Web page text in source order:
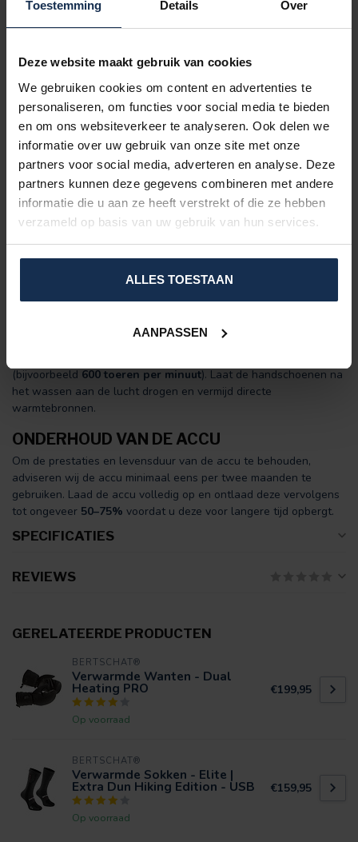
Toestemming Details Over
Deze website maakt gebruik van cookies
We gebruiken cookies om content en advertenties te
personaliseren, om functies voor social media te bieden
en om ons websiteverkeer te analyseren. Ook delen we
informatie over uw gebruik van onze site met onze
partners voor social media, adverteren en analyse. Deze
partners kunnen deze gegevens combineren met andere
informatie die u aan ze heeft verstrekt of die ze hebben
verzameld op basis van uw gebruik van hun services.
ALLES TOESTAAN
AANPASSEN
De onderhandschoenen zijn vervaardigd uit100% polyesteren
bieden een lichte, flexibele en comfortabele pasvorm.
vochtige doek of gebruikmaken van de
. Daarnaast zijn de handschoenen wasbaar op een
(bijvoorbeeld 600 toeren per minuut). Laat de handschoenen na
het wassen aan de lucht drogen en vermijd directe
warmtebronnen.
ONDERHOUD VAN DE ACCU
Om de prestaties en levensduur van de accu te behouden,
adviseren wij de accu minimaal eens per twee maanden te
gebruiken. Laad de accu volledig op en ontlaad deze vervolgens
tot ongeveer 50–75% voordat u deze voor langere tijd opbergt.
SPECIFICATIES
REVIEWS
GERELATEERDE PRODUCTEN
BERTSCHAT®
Verwarmde Wanten - Dual
Heating PRO
Op voorraad
€199,95
BERTSCHAT®
Verwarmde Sokken - Elite |
Extra Dun Hiking Edition - USB
Op voorraad
€159,95